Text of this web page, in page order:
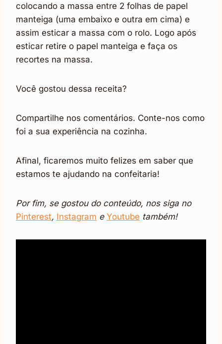
colocando a massa entre 2 folhas de papel
manteiga (uma embaixo e outra em cima) e
assim esticar a massa com o rolo. Logo após
esticar retire o papel manteiga e faça os
recortes na massa.
Você gostou dessa receita?
Compartilhe nos comentários. Conte-nos como
foi a sua experiência na cozinha.
Afinal, ficaremos muito felizes em saber que
estamos te ajudando na confeitaria!
Por fim, se gostou do conteúdo, nos siga no
Pinterest, Instagram e Youtube também!